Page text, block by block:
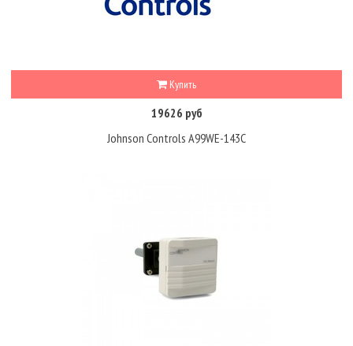
Купить
19626 руб
Johnson Controls A99WE-143C